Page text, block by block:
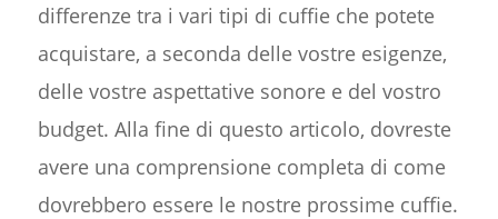
differenze tra i vari tipi di cuffie che potete
acquistare, a seconda delle vostre esigenze,
delle vostre aspettative sonore e del vostro
budget. Alla fine di questo articolo, dovreste
avere una comprensione completa di come
dovrebbero essere le nostre prossime cuffie.